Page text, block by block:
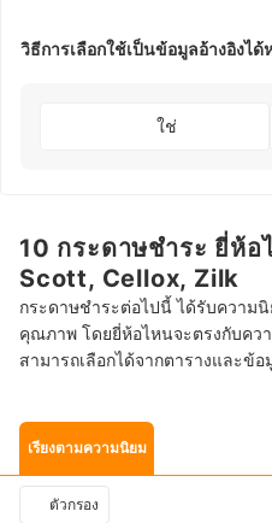
วิธีการเลือกใช้เป็นข้อมูลอ้างอิงได้
ใช่
10 กระดาษชำระ ยี่ห้
Scott, Cellox, Zilk
กระดาษชำระต่อไปนี้ ได้รับความ
คุณภาพ โดยยี่ห้อไหนจะตรงกับคว
สามารถเลือกได้จากตารางและข้
เรียงตามความนิยม
ตัวกรอง